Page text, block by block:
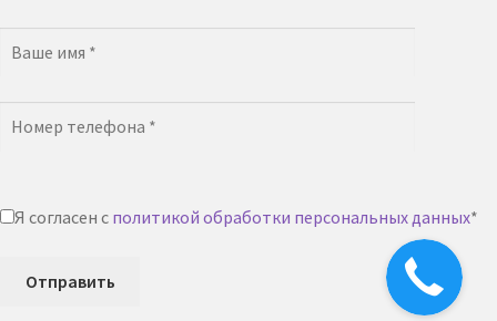
Я согласен с политикой обработки персональных данных*
Отправить